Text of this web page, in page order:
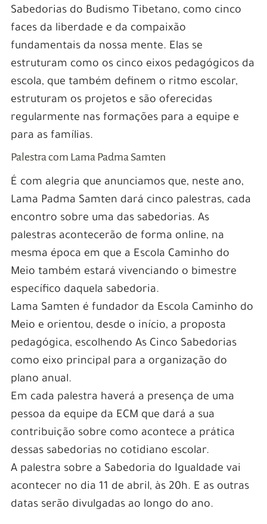
Sabedorias do Budismo Tibetano, como cinco
faces da liberdade e da compaixão
fundamentais da nossa mente. Elas se
estruturam como os cinco eixos pedagógicos da
escola, que também definem o ritmo escolar,
estruturam os projetos e são oferecidas
regularmente nas formações para a equipe e
para as famílias.
Palestra com Lama Padma Samten
É com alegria que anunciamos que, neste ano,
Lama Padma Samten dará cinco palestras, cada
encontro sobre uma das sabedorias. As
palestras acontecerão de forma online, na
mesma época em que a Escola Caminho do
Meio também estará vivenciando o bimestre
específico daquela sabedoria.
Lama Samten é fundador da Escola Caminho do
Meio e orientou, desde o início, a proposta
pedagógica, escolhendo As Cinco Sabedorias
como eixo principal para a organização do
plano anual.
Em cada palestra haverá a presença de uma
pessoa da equipe da ECM que dará a sua
contribuição sobre como acontece a prática
dessas sabedorias no cotidiano escolar.
A palestra sobre a Sabedoria do Igualdade vai
acontecer no dia 11 de abril, às 20h. E as outras
datas serão divulgadas ao longo do ano.